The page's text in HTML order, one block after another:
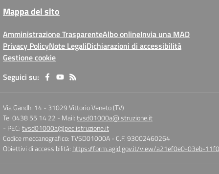
Mappa del sito
Amministrazione TrasparenteAlbo onlineInvia una MAD
Privacy PolicyNote LegaliDichiarazioni di accessibilità
Gestione cookie
Seguici su:
Via Gandhi 14 - 31029 Vittorio Veneto (TV)
Tel 0438 55 14 22 - Mail:tvsd01000a@istruzione.it
- PEC:tvsd01000a@pec.istruzione.it
Codice meccanografico: TVSD01000A- C.F. 93002460264
Obiettivi di accessibilità: https://form.agid.gov.it/view/a21ef0e0-03eb-